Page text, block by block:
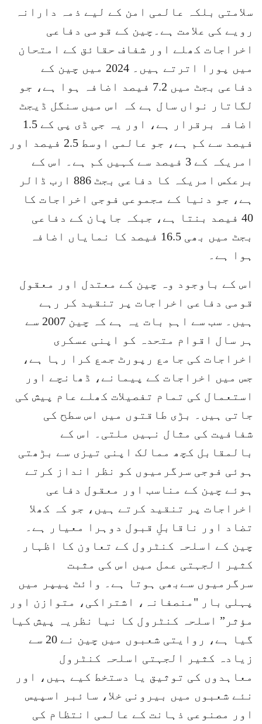
سلامتی بلکہ عالمی امن کے لیے ذمہ دارانہ
رویے کی علامت ہے۔چین کے قومی دفاعی
اخراجات کھلے اور شفاف حقائق کے امتحان
میں پورا اترتے ہیں۔ 2024 میں چین کے
دفاعی بجٹ میں 7.2 فیصد اضافہ ہوا ہے، جو
لگاتار نواں سال ہے کہ اس میں سنگل ڈیجٹ
اضافہ برقرار ہے، اور یہ جی ڈی پی کے 1.5
فیصد سے کم ہے، جو عالمی اوسط 2.5 فیصد اور
امریکہ کے 3 فیصد سے کہیں کم ہے۔ اس کے
برعکس امریکہ کا دفاعی بجٹ 886 ارب ڈالر
ہے، جو دنیا کے مجموعی فوجی اخراجات کا
40 فیصد بنتا ہے، جبکہ جاپان کے دفاعی
بجٹ میں بھی 16.5 فیصد کا نمایاں اضافہ
ہوا ہے۔
اس کے باوجود وہ چین کے معتدل اور معقول
قومی دفاعی اخراجات پر تنقید کر رہے
ہیں۔ سب سے اہم بات یہ ہے کہ چین 2007 سے
ہر سال اقوام متحدہ کو اپنی عسکری
اخراجات کی جامع رپورٹ جمع کرا رہا ہے،
جس میں اخراجات کے پیمانے، ڈھانچے اور
استعمال کی تمام تفصیلات کھلے عام پیش کی
جاتی ہیں۔ بڑی طاقتوں میں اس سطح کی
شفافیت کی مثال نہیں ملتی۔ اس کے
بالمقابل کچھ ممالک اپنی تیزی سے بڑھتی
ہوئی فوجی سرگرمیوں کو نظر انداز کرتے
ہوئے چین کے مناسب اور معقول دفاعی
اخراجات پر تنقید کرتے ہیں، جو کہ کھلا
تضاد اور ناقابلِ قبول دوہرا معیار ہے۔
چین کے اسلحہ کنٹرول کے تعاون کا اظہار
کثیر الجہتی عمل میں اس کی مثبت
سرگرمیوں سےبھی ہوتا ہے۔ وائٹ پیپر میں
پہلی بار "منصفانہ، اشتراکی، متوازن اور
مؤثر” اسلحہ کنٹرول کا نیا نظریہ پیش کیا
گیا ہے، روایتی شعبوں میں چین نے 20 سے
زیادہ کثیر الجہتی اسلحہ کنٹرول
معاہدوں کی توثیق یا دستخط کیے ہیں، اور
نئے شعبوں میں بیرونی خلا، سائبر اسپیس
اور مصنوعی ذہانت کے عالمی انتظام کی